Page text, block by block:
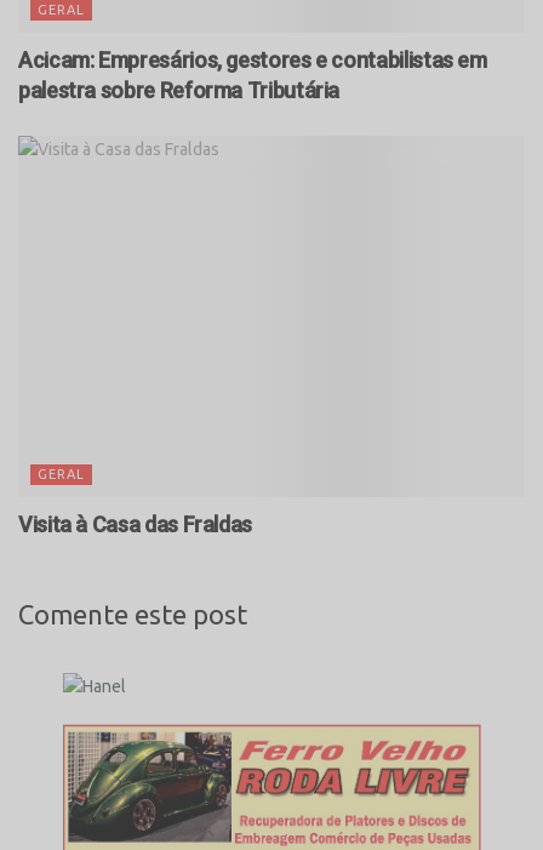
GERAL
Acicam: Empresários, gestores e contabilistas em
palestra sobre Reforma Tributária
GERAL
Visita à Casa das Fraldas
Comente este post